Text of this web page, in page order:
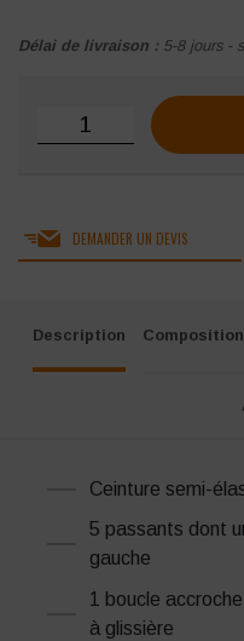
Délai de livraison : 5-8 jours -
quantité de Pantalon
DEMANDER UN DEVIS
Description Composition
Ceinture semi-
5 passants dont
gauche
1 boucle
à glissière